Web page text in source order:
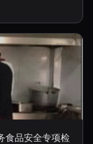
食品安全专项检